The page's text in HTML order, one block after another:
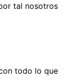
tal nosotros
todo lo que